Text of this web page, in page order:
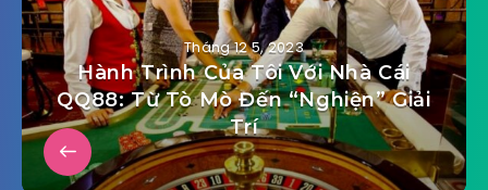
Tháng 12 5, 2023
Hành Trình Của Tôi Với Nhà Cái
QQ88: Từ Tò Mò Đến “Nghiện” Giải
Trí